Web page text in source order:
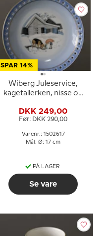
SPAR 14%
Wiberg Juleservice,
kagetallerken, nisse og
nr. 3502616
DKK 249,00
Før: DKK 290,00
Varenr.: 1502617
Mål: Ø: 17 cm
PÅ LAGER
Se vare